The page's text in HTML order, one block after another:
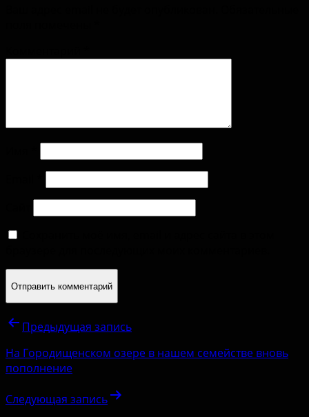
Предыдущая запись
На Городищенском озере в нашем семействе вновь
пополнение
Следующая запись